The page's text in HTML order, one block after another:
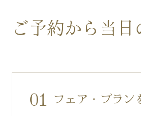
ご予約から当日
01 フェア・プラン